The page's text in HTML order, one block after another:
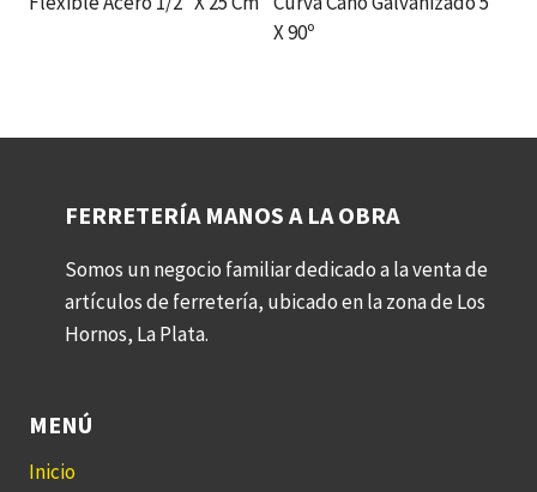
X 90º
FERRETERÍA MANOS A LA OBRA
Somos un negocio familiar dedicado a la venta de
artículos de ferretería, ubicado en la zona de Los
Hornos, La Plata.
MENÚ
Inicio